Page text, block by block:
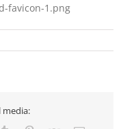
favicon-1.png
media: